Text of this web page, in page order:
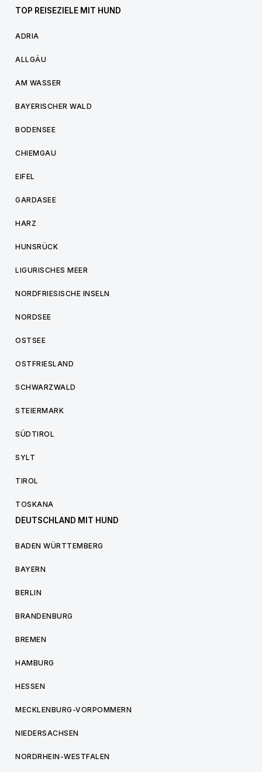
TOP REISEZIELE MIT HUND
ADRIA
ALLGÄU
AM WASSER
BAYERISCHER WALD
BODENSEE
CHIEMGAU
EIFEL
GARDASEE
HARZ
HUNSRÜCK
LIGURISCHES MEER
NORDFRIESISCHE INSELN
NORDSEE
OSTSEE
OSTFRIESLAND
SCHWARZWALD
STEIERMARK
SÜDTIROL
SYLT
TIROL
TOSKANA
DEUTSCHLAND MIT HUND
BADEN WÜRTTEMBERG
BAYERN
BERLIN
BRANDENBURG
BREMEN
HAMBURG
HESSEN
MECKLENBURG-VORPOMMERN
NIEDERSACHSEN
NORDRHEIN-WESTFALEN